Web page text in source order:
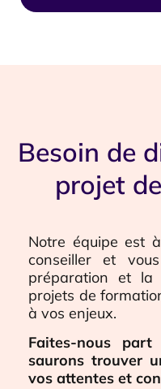
Besoin de
projet
Notre équipe est
conseiller et
préparation et
projets de
à vos enjeux.
Faites-nous
saurons trouver
vos attentes et